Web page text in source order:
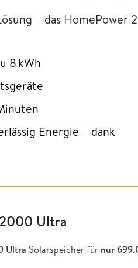
– das
8 kWh
Energie – dank
Ultra
Ultra Solarspeicher für nur